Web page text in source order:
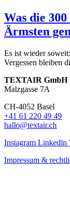
Was die
Ärmsten
Es ist wieder
Vergessen bleiben
TEXTAIR GmbH
Malzgasse 7A
CH-4052 Basel
+41 61 220 49 49
hallo@textair.ch
Instagram Linkedin
Impressum &